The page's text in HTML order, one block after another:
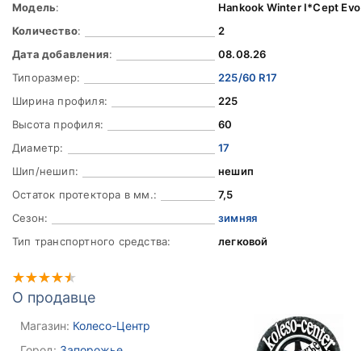
Модель:
Hankook Winter I*Cept
Количество:
2
Дата добавления:
08.08.26
Типоразмер:
225/60 R17
Ширина профиля:
225
Высота профиля:
60
Диаметр:
17
Шип/нешип:
нешип
Остаток протектора в мм.:
7,5
Сезон:
зимняя
Тип транспортного средства:
легковой
О продавце
Магазин: Колесо-Центр